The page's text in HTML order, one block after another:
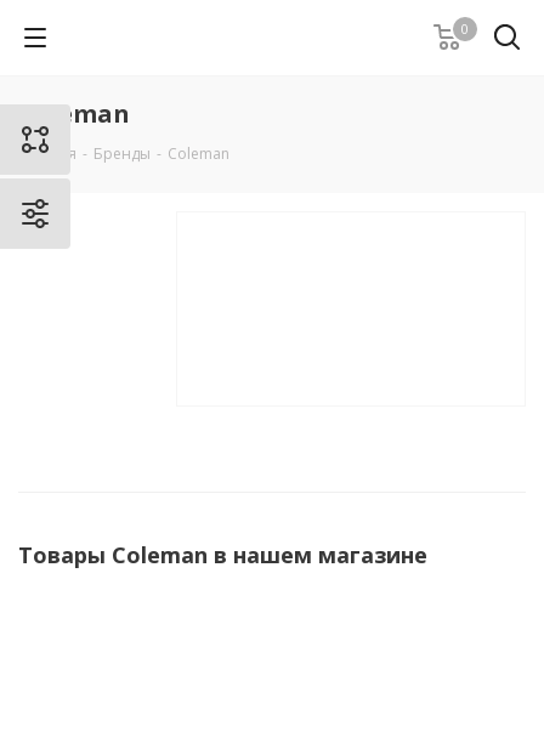
0
Coleman
Главная - Бренды - Coleman
Товары Coleman в нашем магазине